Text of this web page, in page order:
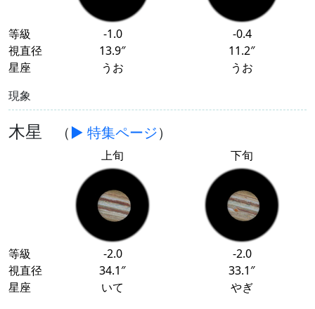
等級 -1.0
-0.4
視直径
13.9″
11.2″
星座
うお
うお
現象
木星 （▶ 特集ページ）
上旬 下旬
等級 -2.0
-2.0
視直径
34.1″
33.1″
星座
いて
やぎ